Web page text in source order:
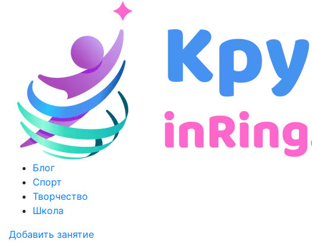
Блог
Спорт
Творчество
Школа
Добавить занятие